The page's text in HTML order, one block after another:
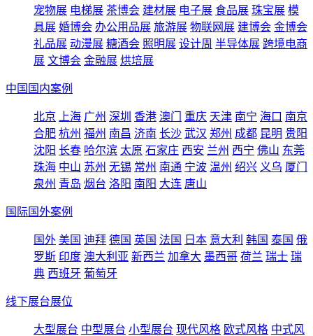
宠物展 电梯展 茶博会 建材展 电子展 食品展 珠宝展 模
具展 婚博会 办公用品展 旅游展 物联网展 建博会 金博会
礼品展 动漫展 糖酒会 照明展 设计周 半导体展 跨境电商
展 文博会 金融展 烘培展
中国国内案例
北京 上海 广州 深圳 香港 澳门 重庆 天津 南宁 海口 南京
合肥 杭州 福州 南昌 济南 长沙 武汉 郑州 成都 昆明 贵阳
沈阳 长春 哈尔滨 太原 石家庄 西安 兰州 西宁 佛山 东莞
珠海 中山 苏州 无锡 常州 南通 宁波 温州 绍兴 义乌 厦门
泉州 青岛 烟台 洛阳 南阳 大连 唐山
国际国外案例
国外 美国 迪拜 德国 英国 法国 日本 意大利 韩国 泰国 俄
罗斯 印度 澳大利亚 新西兰 加拿大 墨西哥 荷兰 瑞士 瑞
典 西班牙 葡萄牙
线下展台展位
大型展台 中型展台 小型展台 现代风格 欧式风格 中式风